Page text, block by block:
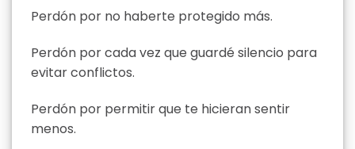
Perdón por no haberte protegido más.
Perdón por cada vez que guardé silencio para
evitar conflictos.
Perdón por permitir que te hicieran sentir
menos.